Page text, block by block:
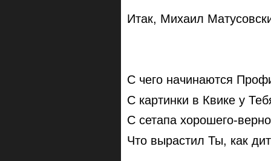
Итак, Михаил
С чего начинаются
С картинки в Квике у
С сетапа хорошего-
Что вырастил Ты, как